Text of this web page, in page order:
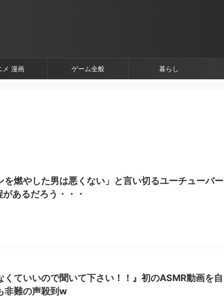
メ 漫画 ゲーム全般 暮らし
を燃やした男は悪くない」と言い切るユーチューバー
あるだろう・・・
くていいので聞いて下さい！！』初のASMR動画を自
非難の声殺到w